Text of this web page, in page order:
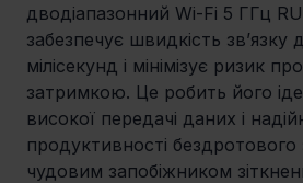
дводіапазонний Wi-Fi 5 ГГц
забезпечує швидкість зв’язку
мілісекунд і мінімізує ризик
затримкою. Це робить його
високої передачі даних і
продуктивності бездротового
чудовим запобіжником